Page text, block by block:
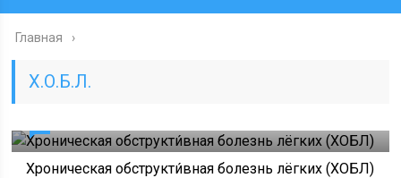
Главная
Х.О.Б.Л.
Хроническая обструкти́вная болезнь лёгких (ХОБЛ)